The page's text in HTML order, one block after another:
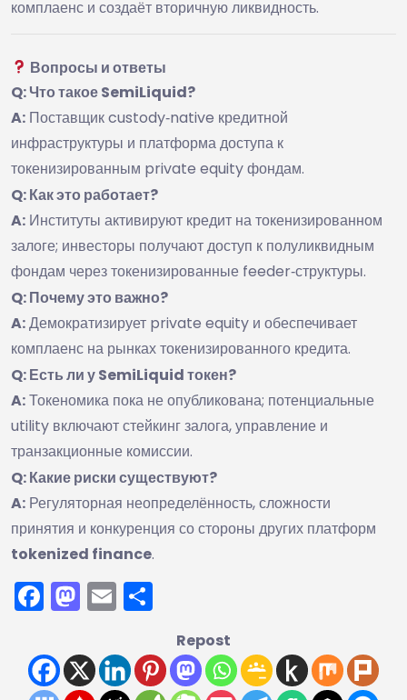
комплаенс и создаёт вторичную ликвидность.
Вопросы и ответы
Q: Что такое SemiLiquid?
A: Поставщик custody‑native кредитной
инфраструктуры и платформа доступа к
токенизированным private equity фондам.
Q: Как это работает?
A: Институты активируют кредит на токенизированном
залоге; инвесторы получают доступ к полуликвидным
фондам через токенизированные feeder‑структуры.
Q: Почему это важно?
A:Демократизирует private equity и обеспечивает
комплаенс на рынках токенизированного кредита.
Q: Есть ли у SemiLiquid токен?
A:Токеномика пока не опубликована; потенциальные
utility включают стейкинг залога, управление и
транзакционные комиссии.
Q: Какие риски существуют?
A: Регуляторная неопределённость, сложности
принятия и конкуренция со стороны других платформ
tokenized finance.
Facebook
Mastodon
Email
Repost